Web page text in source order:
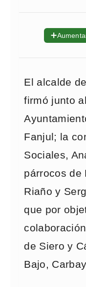
➕
El alcalde
firmó junto
Fanjul; la
Sociales,
párrocos de
Riaño y
que por
de Siero y
Bajo,